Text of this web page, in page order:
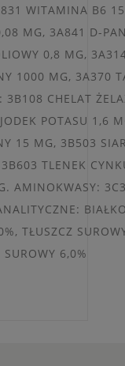
WITAMINA B6
MG, 3A841 D-
0,8 MG,
1000 MG, 3A370
3B108 CHELAT
POTASU 1,6
15 MG, 3B503
TLENEK
AMINOKWASY:
TŁUSZCZ
SUROWY 6,0%